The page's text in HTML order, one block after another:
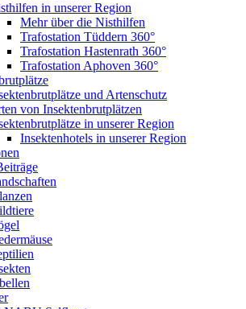
in unserer Region
Mehr über die Nisthilfen
Trafostation Tüddern 360°
Trafostation Hastenrath 360°
Trafostation Aphoven 360°
und Artenschutz
von Insektenbrutplätzen
in unserer Region
Insektenhotels in unserer Region